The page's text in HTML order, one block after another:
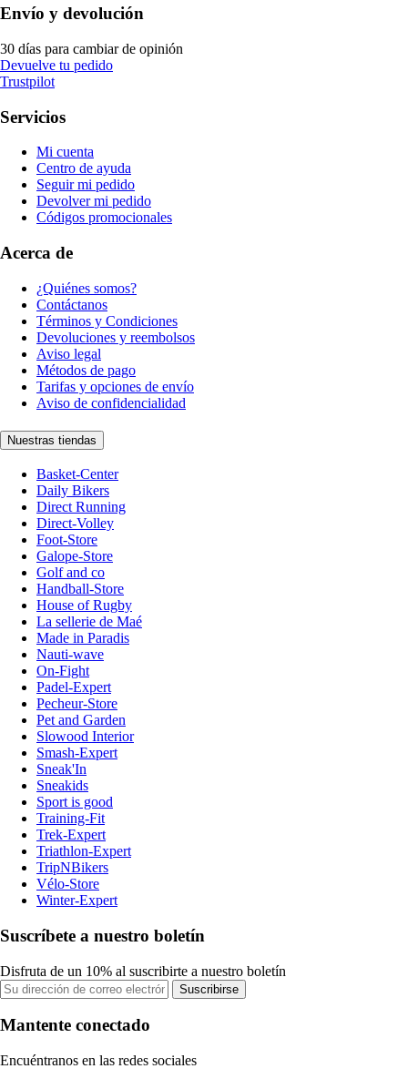
Envío y devolución
30 días para cambiar de opinión
Devuelve tu pedido
Trustpilot
Servicios
Mi cuenta
Centro de ayuda
Seguir mi pedido
Devolver mi pedido
Códigos promocionales
Acerca de
¿Quiénes somos?
Contáctanos
Términos y Condiciones
Devoluciones y reembolsos
Aviso legal
Métodos de pago
Tarifas y opciones de envío
Aviso de confidencialidad
Nuestras tiendas
Basket-Center
Daily Bikers
Direct Running
Direct-Volley
Foot-Store
Galope-Store
Golf and co
Handball-Store
House of Rugby
La sellerie de Maé
Made in Paradis
Nauti-wave
On-Fight
Padel-Expert
Pecheur-Store
Pet and Garden
Slowood Interior
Smash-Expert
Sneak'In
Sneakids
Sport is good
Training-Fit
Trek-Expert
Triathlon-Expert
TripNBikers
Vélo-Store
Winter-Expert
Suscríbete a nuestro boletín
Disfruta de un 10% al suscribirte a nuestro boletín
Suscribirse
Mantente conectado
Encuéntranos en las redes sociales